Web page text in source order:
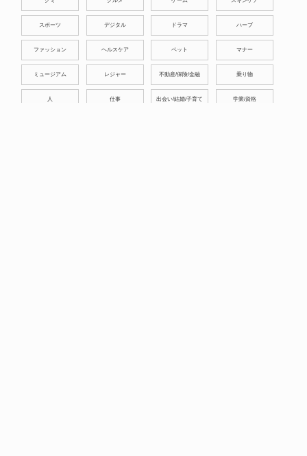
スポーツ デジタル ドラマ ハーブ
ファッション ヘルスケア ペット マナー
ミュージアム レジャー 不動産/保険/金融 乗り物
人 仕事 出会い/結婚/子育て 学業/資格